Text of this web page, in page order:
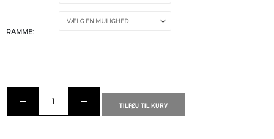
RAMME
TILFØJ TIL KURV